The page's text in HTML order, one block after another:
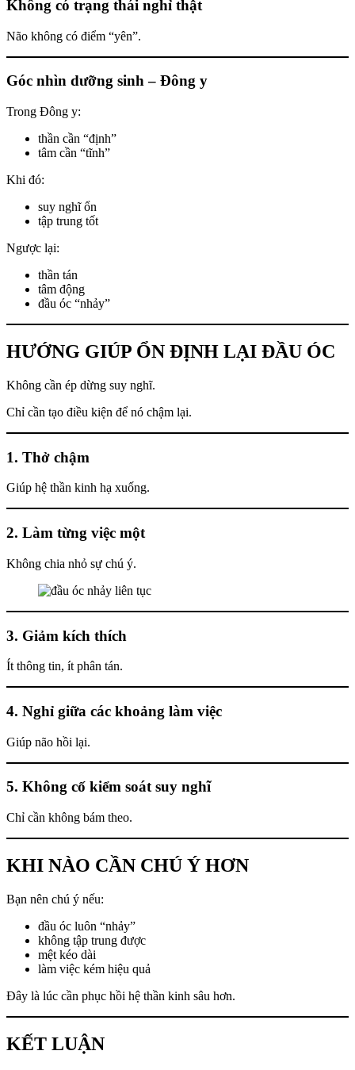
Không có trạng thái nghỉ thật
Não không có điểm “yên”.
Góc nhìn dưỡng sinh – Đông y
Trong Đông y:
thần cần “định”
tâm cần “tĩnh”
Khi đó:
suy nghĩ ổn
tập trung tốt
Ngược lại:
thần tán
tâm động
đầu óc “nhảy”
HƯỚNG GIÚP ỔN ĐỊNH LẠI ĐẦU ÓC
Không cần ép dừng suy nghĩ.
Chỉ cần tạo điều kiện để nó chậm lại.
1. Thở chậm
Giúp hệ thần kinh hạ xuống.
2. Làm từng việc một
Không chia nhỏ sự chú ý.
3. Giảm kích thích
Ít thông tin, ít phân tán.
4. Nghỉ giữa các khoảng làm việc
Giúp não hồi lại.
5. Không cố kiểm soát suy nghĩ
Chỉ cần không bám theo.
KHI NÀO CẦN CHÚ Ý HƠN
Bạn nên chú ý nếu:
đầu óc luôn “nhảy”
không tập trung được
mệt kéo dài
làm việc kém hiệu quả
Đây là lúc cần phục hồi hệ thần kinh sâu hơn.
KẾT LUẬN